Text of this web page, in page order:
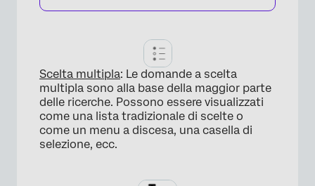
Scelta multipla: Le domande a scelta
multipla sono alla base della maggior parte
delle ricerche. Possono essere visualizzati
come una lista tradizionale di scelte o
come un menu a discesa, una casella di
selezione, ecc.